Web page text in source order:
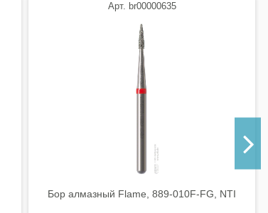
Арт. br00000635
Бор алмазный Flame, 889-010F-FG, NTI